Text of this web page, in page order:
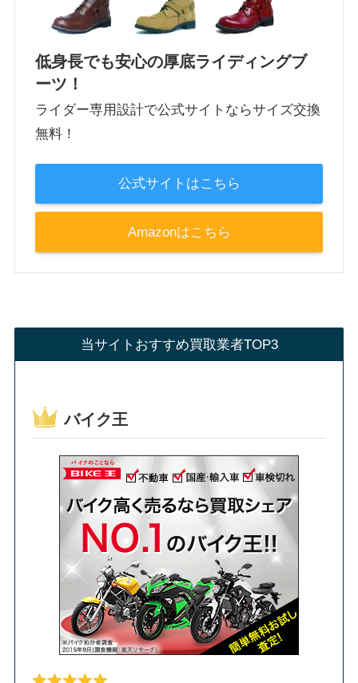
低身長でも安心の厚底ライディングブ
ーツ！
ライダー専用設計で公式サイトならサイズ交換
無料！
公式サイトはこちら
Amazonはこちら
当サイトおすすめ買取業者TOP3
バイク王